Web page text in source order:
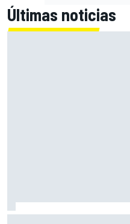
Últimas noticias